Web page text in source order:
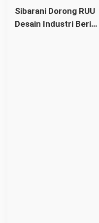
dan Rekan Lama BKPM
Franciscus Sibarani:
Kebanggaan bagi
Sibarani Dorong RUU
Desain Industri Beri